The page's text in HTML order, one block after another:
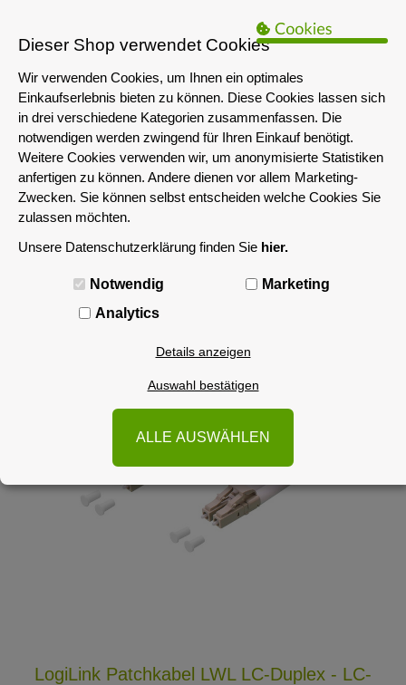
Das servershop-bayern.de Angebot richtet sich nur an
Unternehmen i.S.d. § 14 BGB sowie die öffentliche Hand. Ein Verkauf
an Privatpersonen ist nicht möglich.
MENÜ
LogiLink Patchkabel LWL LC-Duplex - LC-
Dieser Shop verwendet Cookies
Wir verwenden Cookies, um Ihnen ein optimales
Einkaufserlebnis bieten zu können. Diese Cookies lassen sich
in drei verschiedene Kategorien zusammenfassen. Die
notwendigen werden zwingend für Ihren Einkauf benötigt.
Weitere Cookies verwenden wir, um anonymisierte Statistiken
anfertigen zu können. Andere dienen vor allem Marketing-
Zwecken. Sie können selbst entscheiden welche Cookies Sie
zulassen möchten.
Unsere Datenschutzerklärung finden Sie hier.
Notwendig
Marketing
Analytics
Details anzeigen
Auswahl bestätigen
ALLE AUSWÄHLEN